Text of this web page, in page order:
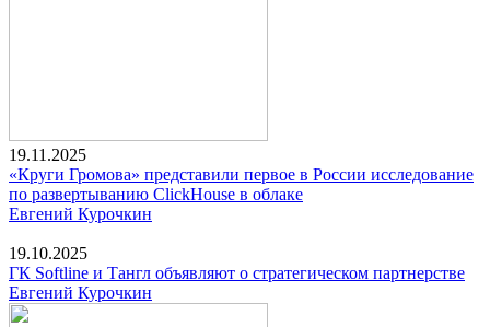
19.11.2025
«Круги Громова» представили первое в России исследование
по развертыванию ClickHouse в облаке
Евгений Курочкин
19.10.2025
ГК Softline и Тангл объявляют о стратегическом партнерстве
Евгений Курочкин